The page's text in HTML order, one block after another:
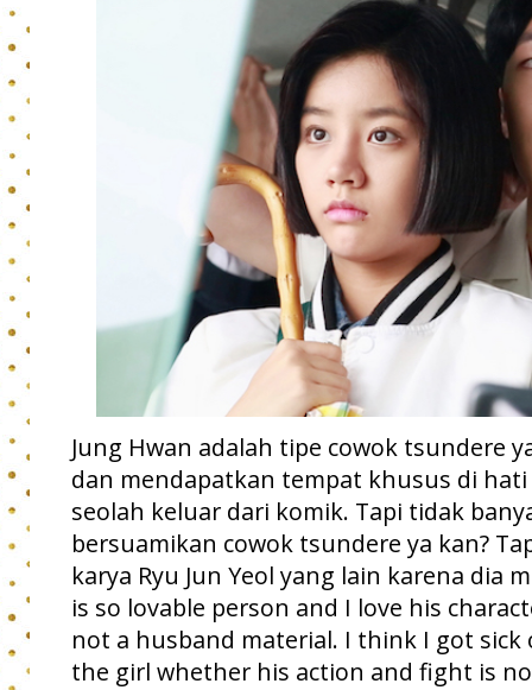
Jung Hwan adalah tipe cowok tsundere
dan mendapatkan tempat khusus di
seolah keluar dari komik. Tapi tidak
bersuamikan cowok tsundere ya kan?
karya Ryu Jun Yeol yang lain karena dia
is so lovable person and I love his
not a husband material. I think I got
the girl whether his action and fight is